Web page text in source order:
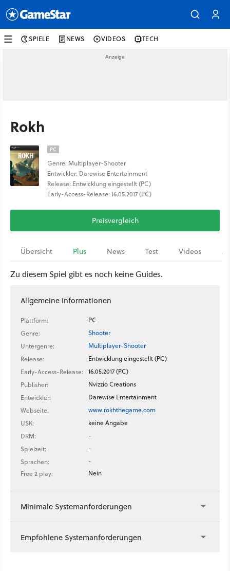
SPIELE NEWS VIDEOS TECH
Rokh
PC
Genre: Multiplayer-Shooter
Entwickler: Darewise Entertainment
Release: Entwicklung eingestellt (PC)
Early-Access-Release: 16.05.2017 (PC)
Preisvergleich
Übersicht Plus News Test Videos
Zu diesem Spiel gibt es noch keine Guides.
Allgemeine Informationen
Plattform:
PC
Genre:
Shooter
Untergenre:
Multiplayer-Shooter
Release:
Entwicklung eingestellt (PC)
Early-Access-Release:
16.05.2017 (PC)
Publisher:
Nvizzio Creations
Entwickler:
Darewise Entertainment
Webseite:
www.rokhthegame.com
USK:
keine Angabe
DRM:
-
Spielzeit:
-
Sprachen:
-
Free 2 play:
Nein
Minimale Systemanforderungen
Empfohlene Systemanforderungen